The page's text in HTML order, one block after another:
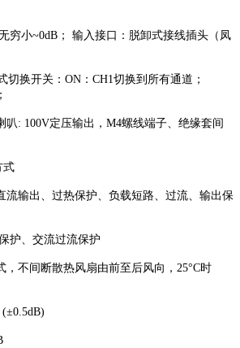
~0dB； 输入接口：脱卸式接线插头（凤
开关：ON：CH1切换到所有通道；
叭: 100V定压输出，M4螺线端子、绝缘套间
式
流输出、过热保护、负载短路、过流、输出保
、交流过流保护
，不间断散热风扇由前至后风向，25°C时